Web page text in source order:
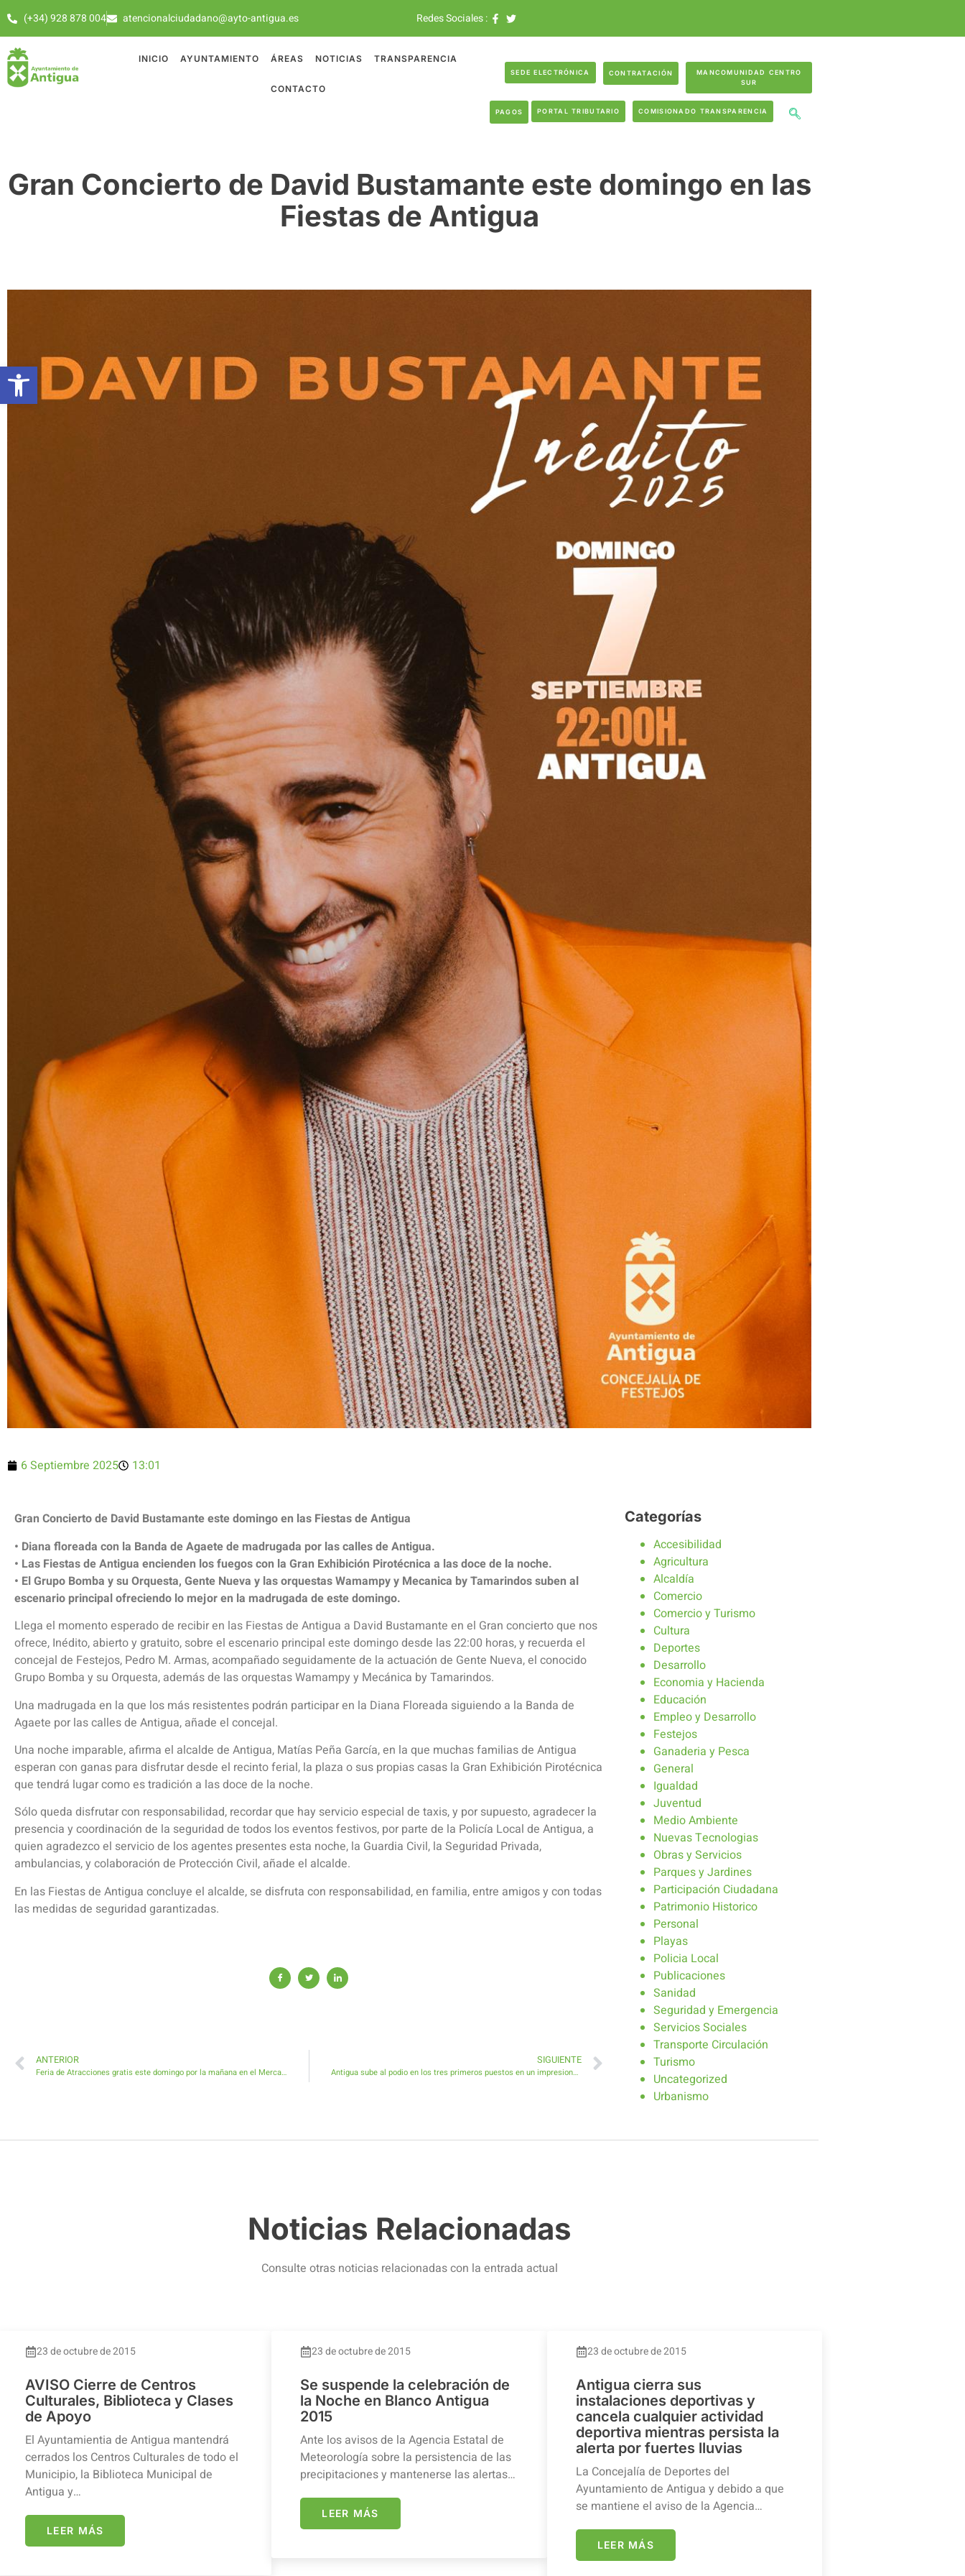
(+34) 928 878 004 atencionalciudadano@ayto-antigua.es Redes Sociales :
INICIO AYUNTAMIENTO ÁREAS NOTICIAS TRANSPARENCIA
CONTACTO
SEDE ELECTRÓNICA CONTRATACIÓN
MANCOMUNIDAD CENTRO
SUR
PAGOS PORTAL TRIBUTARIO COMISIONADO TRANSPARENCIA
Gran Concierto de David Bustamante este domingo en las
Fiestas de Antigua
6 Septiembre 2025 13:01
Gran Concierto de David Bustamante este domingo en las Fiestas de Antigua
• Diana floreada con la Banda de Agaete de madrugada por las calles de Antigua.
• Las Fiestas de Antigua encienden los fuegos con la Gran Exhibición Pirotécnica a las doce de la noche.
• El Grupo Bomba y su Orquesta, Gente Nueva y las orquestas Wamampy y Mecanica by Tamarindos suben al
escenario principal ofreciendo lo mejor en la madrugada de este domingo.
Llega el momento esperado de recibir en las Fiestas de Antigua a David Bustamante en el Gran concierto que nos
ofrece, Inédito, abierto y gratuito, sobre el escenario principal este domingo desde las 22:00 horas, y recuerda el
concejal de Festejos, Pedro M. Armas, acompañado seguidamente de la actuación de Gente Nueva, el conocido
Grupo Bomba y su Orquesta, además de las orquestas Wamampy y Mecánica by Tamarindos.
Una madrugada en la que los más resistentes podrán participar en la Diana Floreada siguiendo a la Banda de
Agaete por las calles de Antigua, añade el concejal.
Una noche imparable, afirma el alcalde de Antigua, Matías Peña García, en la que muchas familias de Antigua
esperan con ganas para disfrutar desde el recinto ferial, la plaza o sus propias casas la Gran Exhibición Pirotécnica
que tendrá lugar como es tradición a las doce de la noche.
Sólo queda disfrutar con responsabilidad, recordar que hay servicio especial de taxis, y por supuesto, agradecer la
presencia y coordinación de la seguridad de todos los eventos festivos, por parte de la Policía Local de Antigua, a
quien agradezco el servicio de los agentes presentes esta noche, la Guardia Civil, la Seguridad Privada,
ambulancias, y colaboración de Protección Civil, añade el alcalde.
En las Fiestas de Antigua concluye el alcalde, se disfruta con responsabilidad, en familia, entre amigos y con todas
las medidas de seguridad garantizadas.
ANTERIOR
Feria de Atracciones gratis este domingo por la mañana en el Mercado Agrícola de Antigua
SIGUIENTE
Antigua sube al podio en los tres primeros puestos en un impresionante XXX Rally de Antigua
Categorías
Accesibilidad
Agricultura
Alcaldía
Comercio
Comercio y Turismo
Cultura
Deportes
Desarrollo
Economia y Hacienda
Educación
Empleo y Desarrollo
Festejos
Ganaderia y Pesca
General
Igualdad
Juventud
Medio Ambiente
Nuevas Tecnologias
Obras y Servicios
Parques y Jardines
Participación Ciudadana
Patrimonio Historico
Personal
Playas
Policia Local
Publicaciones
Sanidad
Seguridad y Emergencia
Servicios Sociales
Transporte Circulación
Turismo
Uncategorized
Urbanismo
Noticias Relacionadas
Consulte otras noticias relacionadas con la entrada actual
23 de octubre de 2015
AVISO Cierre de Centros
Culturales, Biblioteca y Clases
de Apoyo
El Ayuntamientia de Antigua mantendrá
cerrados los Centros Culturales de todo el
Municipio, la Biblioteca Municipal de
Antigua y…
LEER MÁS
23 de octubre de 2015
Se suspende la celebración de
la Noche en Blanco Antigua
2015
Ante los avisos de la Agencia Estatal de
Meteorología sobre la persistencia de las
precipitaciones y mantenerse las alertas…
LEER MÁS
23 de octubre de 2015
Antigua cierra sus
instalaciones deportivas y
cancela cualquier actividad
deportiva mientras persista la
alerta por fuertes lluvias
La Concejalía de Deportes del
Ayuntamiento de Antigua y debido a que
se mantiene el aviso de la Agencia…
LEER MÁS
Abrir barra de herramientas